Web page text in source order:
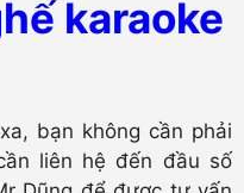
karaoke
bạn không cần phải
liên hệ đến đầu số